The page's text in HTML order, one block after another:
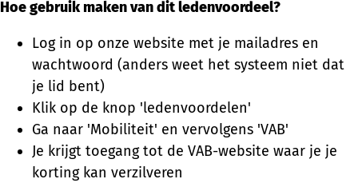
Hoe gebruik maken van dit ledenvoordeel?
Log in op onze website met je mailadres en
wachtwoord (anders weet het systeem niet dat
je lid bent)
Klik op de knop 'ledenvoordelen'
Ga naar 'Mobiliteit' en vervolgens 'VAB'
Je krijgt toegang tot de VAB-website waar je je
korting kan verzilveren